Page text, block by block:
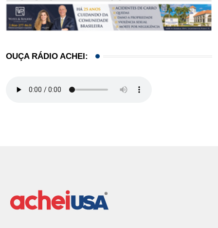
OUÇA RÁDIO ACHEI: